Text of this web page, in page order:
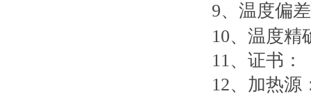
9、温度偏
10、温度精
11、证书：
12、加热源